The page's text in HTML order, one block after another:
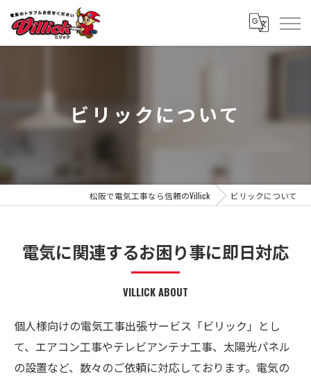
ビリックについて
松阪で電気工事なら信頼のVillick ビリックについて
電気に関連するお困り事に即日対応
VILLICK ABOUT
個人様向けの電気工事出張サービス「ビリック」とし
て、エアコン工事やテレビアンテナ工事、太陽光パネル
の設置など、数々のご依頼に対応しております。電気の